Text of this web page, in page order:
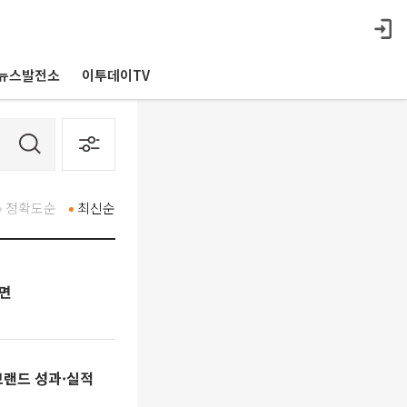
스발전소 이투데이TV
최신순
정확도순
드 성과·실적